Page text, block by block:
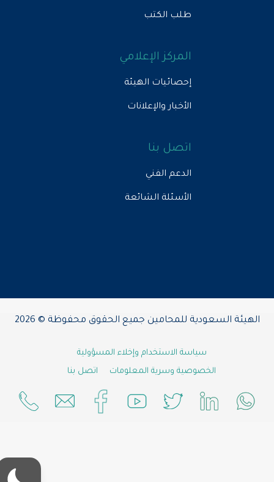
طلب الكتب
المركز الإعلامي
إحصائيات الهيئة
الأخبار والإعلانات
اتصل بنا
الدعم الفني
الأسئلة الشائعة
الهيئة السعودية للمحامين جميع الحقوق محفوظة © 2026
سياسة الاستخدام وإخلاء المسؤولية
الخصوصية وسرية المعلومات
اتصل بنا